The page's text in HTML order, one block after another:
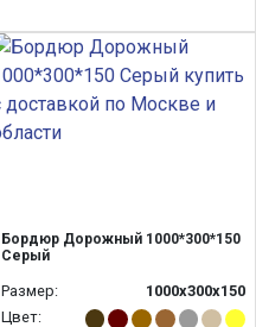
Бордюр Дорожный 1000*300*150
Серый
Размер:
1000х300х150
Цвет: